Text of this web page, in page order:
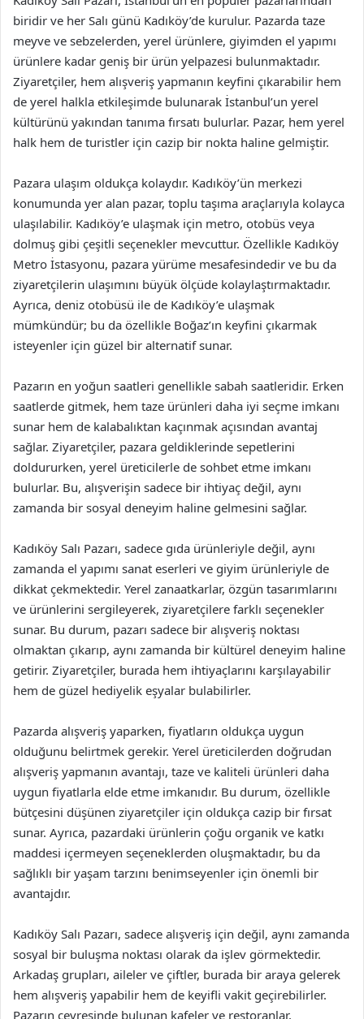
biridir ve her Salı günü Kadıköy’de kurulur. Pazarda taze
meyve ve sebzelerden, yerel ürünlere, giyimden el yapımı
ürünlere kadar geniş bir ürün yelpazesi bulunmaktadır.
Ziyaretçiler, hem alışveriş yapmanın keyfini çıkarabilir hem
de yerel halkla etkileşimde bulunarak İstanbul’un yerel
kültürünü yakından tanıma fırsatı bulurlar. Pazar, hem yerel
halk hem de turistler için cazip bir nokta haline gelmiştir.
Pazara ulaşım oldukça kolaydır. Kadıköy’ün merkezi
konumunda yer alan pazar, toplu taşıma araçlarıyla kolayca
ulaşılabilir. Kadıköy’e ulaşmak için metro, otobüs veya
dolmuş gibi çeşitli seçenekler mevcuttur. Özellikle Kadıköy
Metro İstasyonu, pazara yürüme mesafesindedir ve bu da
ziyaretçilerin ulaşımını büyük ölçüde kolaylaştırmaktadır.
Ayrıca, deniz otobüsü ile de Kadıköy’e ulaşmak
mümkündür; bu da özellikle Boğaz’ın keyfini çıkarmak
isteyenler için güzel bir alternatif sunar.
Pazarın en yoğun saatleri genellikle sabah saatleridir. Erken
saatlerde gitmek, hem taze ürünleri daha iyi seçme imkanı
sunar hem de kalabalıktan kaçınmak açısından avantaj
sağlar. Ziyaretçiler, pazara geldiklerinde sepetlerini
doldururken, yerel üreticilerle de sohbet etme imkanı
bulurlar. Bu, alışverişin sadece bir ihtiyaç değil, aynı
zamanda bir sosyal deneyim haline gelmesini sağlar.
Kadıköy Salı Pazarı, sadece gıda ürünleriyle değil, aynı
zamanda el yapımı sanat eserleri ve giyim ürünleriyle de
dikkat çekmektedir. Yerel zanaatkarlar, özgün tasarımlarını
ve ürünlerini sergileyerek, ziyaretçilere farklı seçenekler
sunar. Bu durum, pazarı sadece bir alışveriş noktası
olmaktan çıkarıp, aynı zamanda bir kültürel deneyim haline
getirir. Ziyaretçiler, burada hem ihtiyaçlarını karşılayabilir
hem de güzel hediyelik eşyalar bulabilirler.
Pazarda alışveriş yaparken, fiyatların oldukça uygun
olduğunu belirtmek gerekir. Yerel üreticilerden doğrudan
alışveriş yapmanın avantajı, taze ve kaliteli ürünleri daha
uygun fiyatlarla elde etme imkanıdır. Bu durum, özellikle
bütçesini düşünen ziyaretçiler için oldukça cazip bir fırsat
sunar. Ayrıca, pazardaki ürünlerin çoğu organik ve katkı
maddesi içermeyen seçeneklerden oluşmaktadır, bu da
sağlıklı bir yaşam tarzını benimseyenler için önemli bir
avantajdır.
Kadıköy Salı Pazarı, sadece alışveriş için değil, aynı zamanda
sosyal bir buluşma noktası olarak da işlev görmektedir.
Arkadaş grupları, aileler ve çiftler, burada bir araya gelerek
hem alışveriş yapabilir hem de keyifli vakit geçirebilirler.
Pazarın çevresinde bulunan kafeler ve restoranlar,